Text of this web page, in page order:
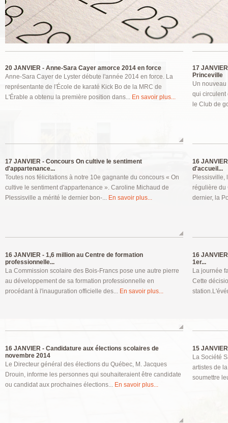
20 JANVIER - Anne-Sara Cayer amorce 2014 en force
Anne-Sara Cayer de Lyster débute l'année 2014 en force. La
représentante de l'École de karaté Kick Bo de la MRC de
L'Érable a obtenu la première position dans... En savoir plus...
17
Princeville
Un
qui circulent
le Club de
17 JANVIER - Concours On cultive le sentiment
d'appartenance...
Toutes nos félicitations à notre 10e gagnante du concours « On
cultive le sentiment d'appartenance ». Caroline Michaud de
Plessisville a mérité le dernier bon-... En savoir plus...
16
d'accueil...
Plessisville,
régulière du
dernier, la
16 JANVIER - 1,6 million au Centre de formation
professionnelle...
La Commission scolaire des Bois-Francs pose une autre pierre
au développement de sa formation professionnelle en
procédant à l'inauguration officielle des... En savoir plus...
16
1er...
La journée
Cette
16 JANVIER - Candidature aux élections scolaires de
novembre 2014
Le Directeur général des élections du Québec, M. Jacques
Drouin, informe les personnes qui souhaiteraient être candidate
ou candidat aux prochaines élections... En savoir plus...
15
La Société
artistes de
soumettre
Pages